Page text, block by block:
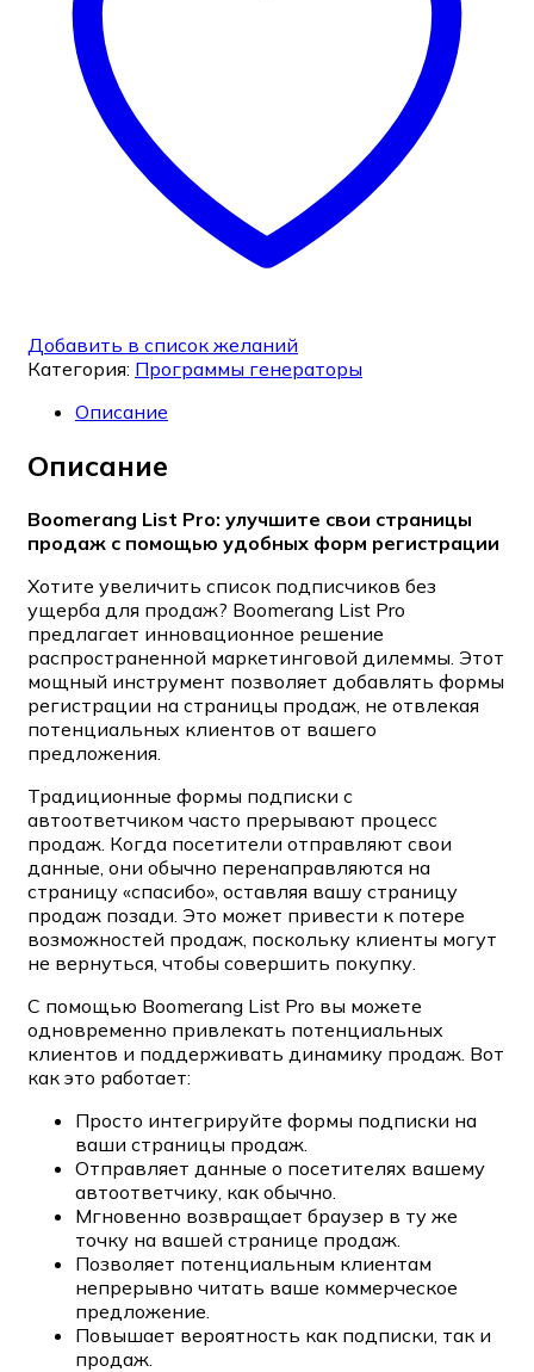
Добавить в список желаний
Категория: Программы генераторы
Описание
Описание
Boomerang List Pro: улучшите свои страницы
продаж с помощью удобных форм регистрации
Хотите увеличить список подписчиков без
ущерба для продаж? Boomerang List Pro
предлагает инновационное решение
распространенной маркетинговой дилеммы. Этот
мощный инструмент позволяет добавлять формы
регистрации на страницы продаж, не отвлекая
потенциальных клиентов от вашего
предложения.
Традиционные формы подписки с
автоответчиком часто прерывают процесс
продаж. Когда посетители отправляют свои
данные, они обычно перенаправляются на
страницу «спасибо», оставляя вашу страницу
продаж позади. Это может привести к потере
возможностей продаж, поскольку клиенты могут
не вернуться, чтобы совершить покупку.
С помощью Boomerang List Pro вы можете
одновременно привлекать потенциальных
клиентов и поддерживать динамику продаж. Вот
как это работает:
Просто интегрируйте формы подписки на
ваши страницы продаж.
Отправляет данные о посетителях вашему
автоответчику, как обычно.
Мгновенно возвращает браузер в ту же
точку на вашей странице продаж.
Позволяет потенциальным клиентам
непрерывно читать ваше коммерческое
предложение.
Повышает вероятность как подписки, так и
продаж.